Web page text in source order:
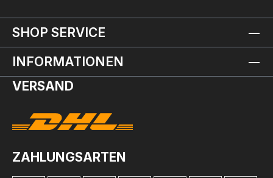
SHOP SERVICE
INFORMATIONEN
VERSAND
ZAHLUNGSARTEN